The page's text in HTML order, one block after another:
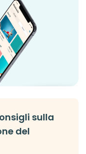
sulla
del